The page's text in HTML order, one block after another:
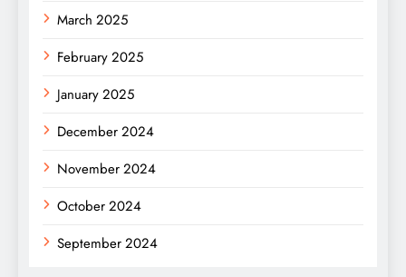
March 2025
February 2025
January 2025
December 2024
November 2024
October 2024
September 2024